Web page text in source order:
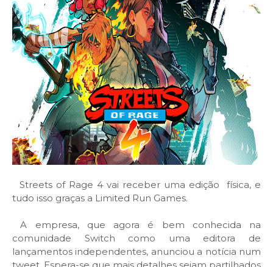
Streets of Rage 4 vai receber uma edição física, e
tudo isso graças a Limited Run Games.
A empresa, que agora é bem conhecida na
comunidade Switch como uma editora de
lançamentos independentes, anunciou a notícia num